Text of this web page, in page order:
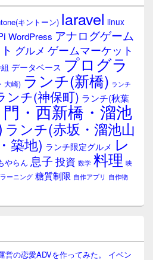
キントーン) laravel linux
WordPress アナログゲーム
グルメ ゲームマーケット
データベース プログラ
大崎) ランチ(新橋) ランチ
ンチ(神保町) ランチ(秋葉
・西新橋・溜池
ランチ(赤坂・溜池山
築地) ランチ限定グルメ レ
やらん 息子 投資 数学 料理 映
ーニング 糖質制限 自作アプリ 自作物
営の恋愛ADVを作ってみた。 イベン